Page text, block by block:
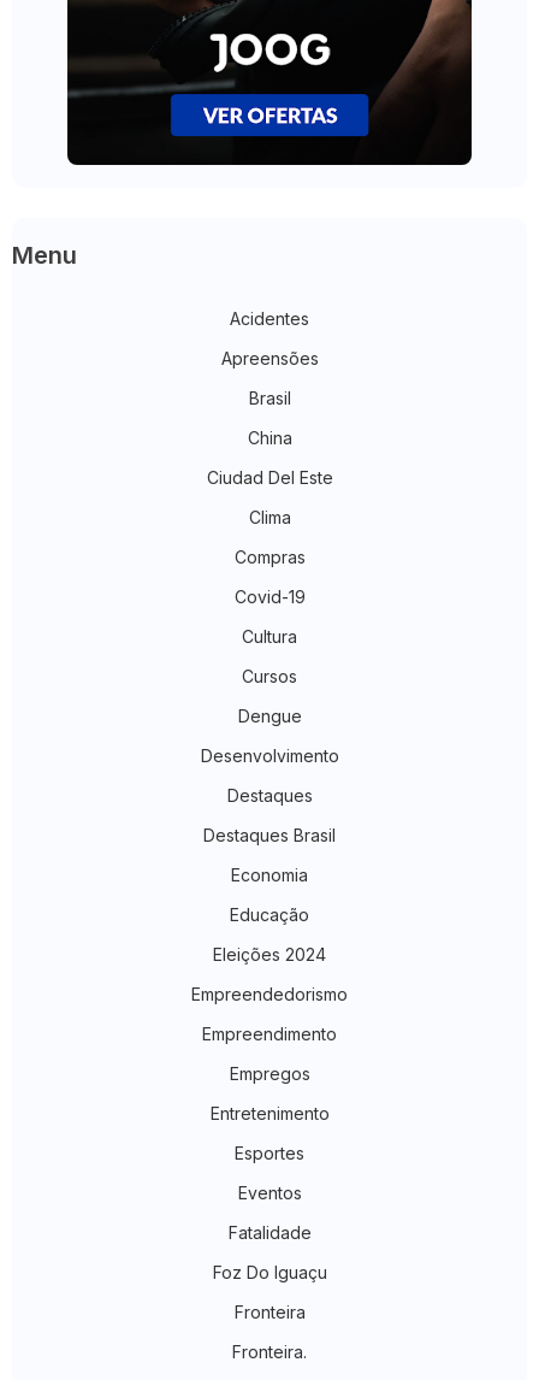
Menu
Acidentes
Apreensões
Brasil
China
Ciudad Del Este
Clima
Compras
Covid-19
Cultura
Cursos
Dengue
Desenvolvimento
Destaques
Destaques Brasil
Economia
Educação
Eleições 2024
Empreendedorismo
Empreendimento
Empregos
Entretenimento
Esportes
Eventos
Fatalidade
Foz Do Iguaçu
Fronteira
Fronteira.